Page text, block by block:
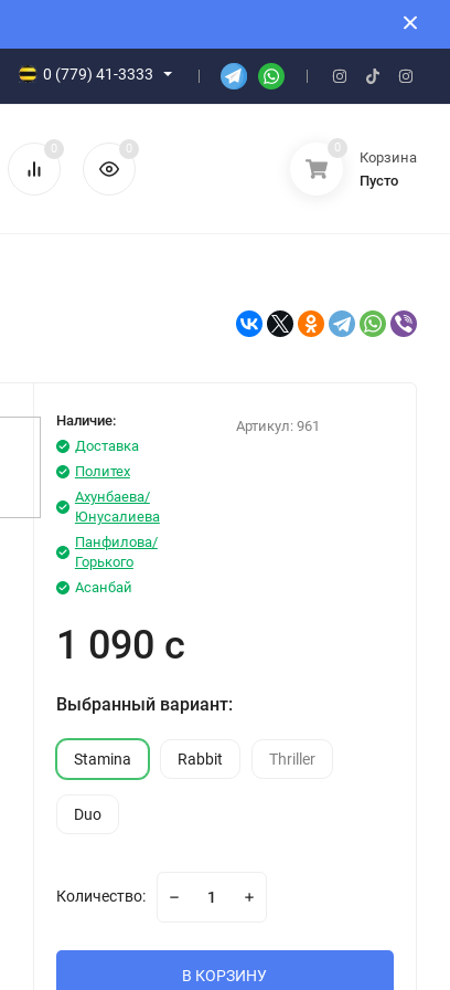
0 (779) 41-3333
0 0 0
Корзина
Пусто
Наличие:
Доставка
Политех
Ахунбаева/
Юнусалиева
Панфилова/
Горького
Асанбай
Артикул: 961
1 090 с
Выбранный вариант:
Stamina Rabbit Thriller
Duo
Количество:
В КОРЗИНУ